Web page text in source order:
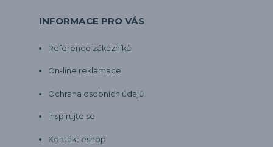
INFORMACE PRO VÁS
Reference zákazníků
On-line reklamace
Ochrana osobních údajů
Inspirujte se
Kontakt eshop